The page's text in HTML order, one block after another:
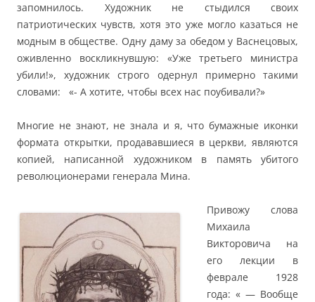
запомнилось. Художник не стыдился своих
патриотических чувств, хотя это уже могло казаться не
модным в обществе. Одну даму за обедом у Васнецовых,
оживленно воскликнувшую: «Уже третьего министра
убили!», художник строго одернул примерно такими
словами: «- А хотите, чтобы всех нас поубивали?»
Многие не знают, не знала и я, что бумажные иконки
формата открытки, продававшиеся в церкви, являются
копией, написанной художником в память убитого
революционерами генерала Мина.
Привожу слова
Михаила
Викторовича на
его лекции в
феврале 1928
года: « — Вообще